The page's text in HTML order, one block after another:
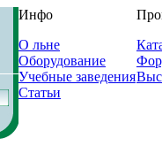
Инфо
О льне
Оборудование
Учебные заведения
Статьи